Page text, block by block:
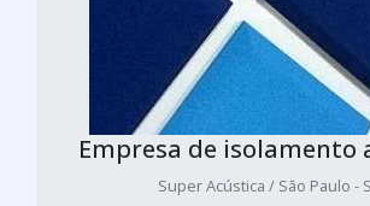
Empresa de isolamento
Super Acústica / São Paulo -